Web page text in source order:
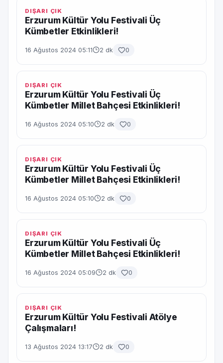
DIŞARI ÇIK
Erzurum Kültür Yolu Festivali Üç
Kümbetler Etkinlikleri!
16 Ağustos 2024 05:11 2 dk 0
DIŞARI ÇIK
Erzurum Kültür Yolu Festivali Üç
Kümbetler Millet Bahçesi Etkinlikleri!
16 Ağustos 2024 05:10 2 dk 0
DIŞARI ÇIK
Erzurum Kültür Yolu Festivali Üç
Kümbetler Millet Bahçesi Etkinlikleri!
16 Ağustos 2024 05:10 2 dk 0
DIŞARI ÇIK
Erzurum Kültür Yolu Festivali Üç
Kümbetler Millet Bahçesi Etkinlikleri!
16 Ağustos 2024 05:09 2 dk 0
DIŞARI ÇIK
Erzurum Kültür Yolu Festivali Atölye
Çalışmaları!
13 Ağustos 2024 13:17 2 dk 0